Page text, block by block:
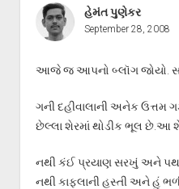
હેમંત પુણેકર
September 28, 2008
આજે જ આપનો બ્લૉગ જોયો.
ગની દહીવાલાની અનેક ઉત્તમ
છેલ્લા શેરમાં થોડીક ભૂલ છે.આ
નથી કંઈ પ્રયાણ સરખું અને પથ
નથી કાફલાની હસ્તી અને હું